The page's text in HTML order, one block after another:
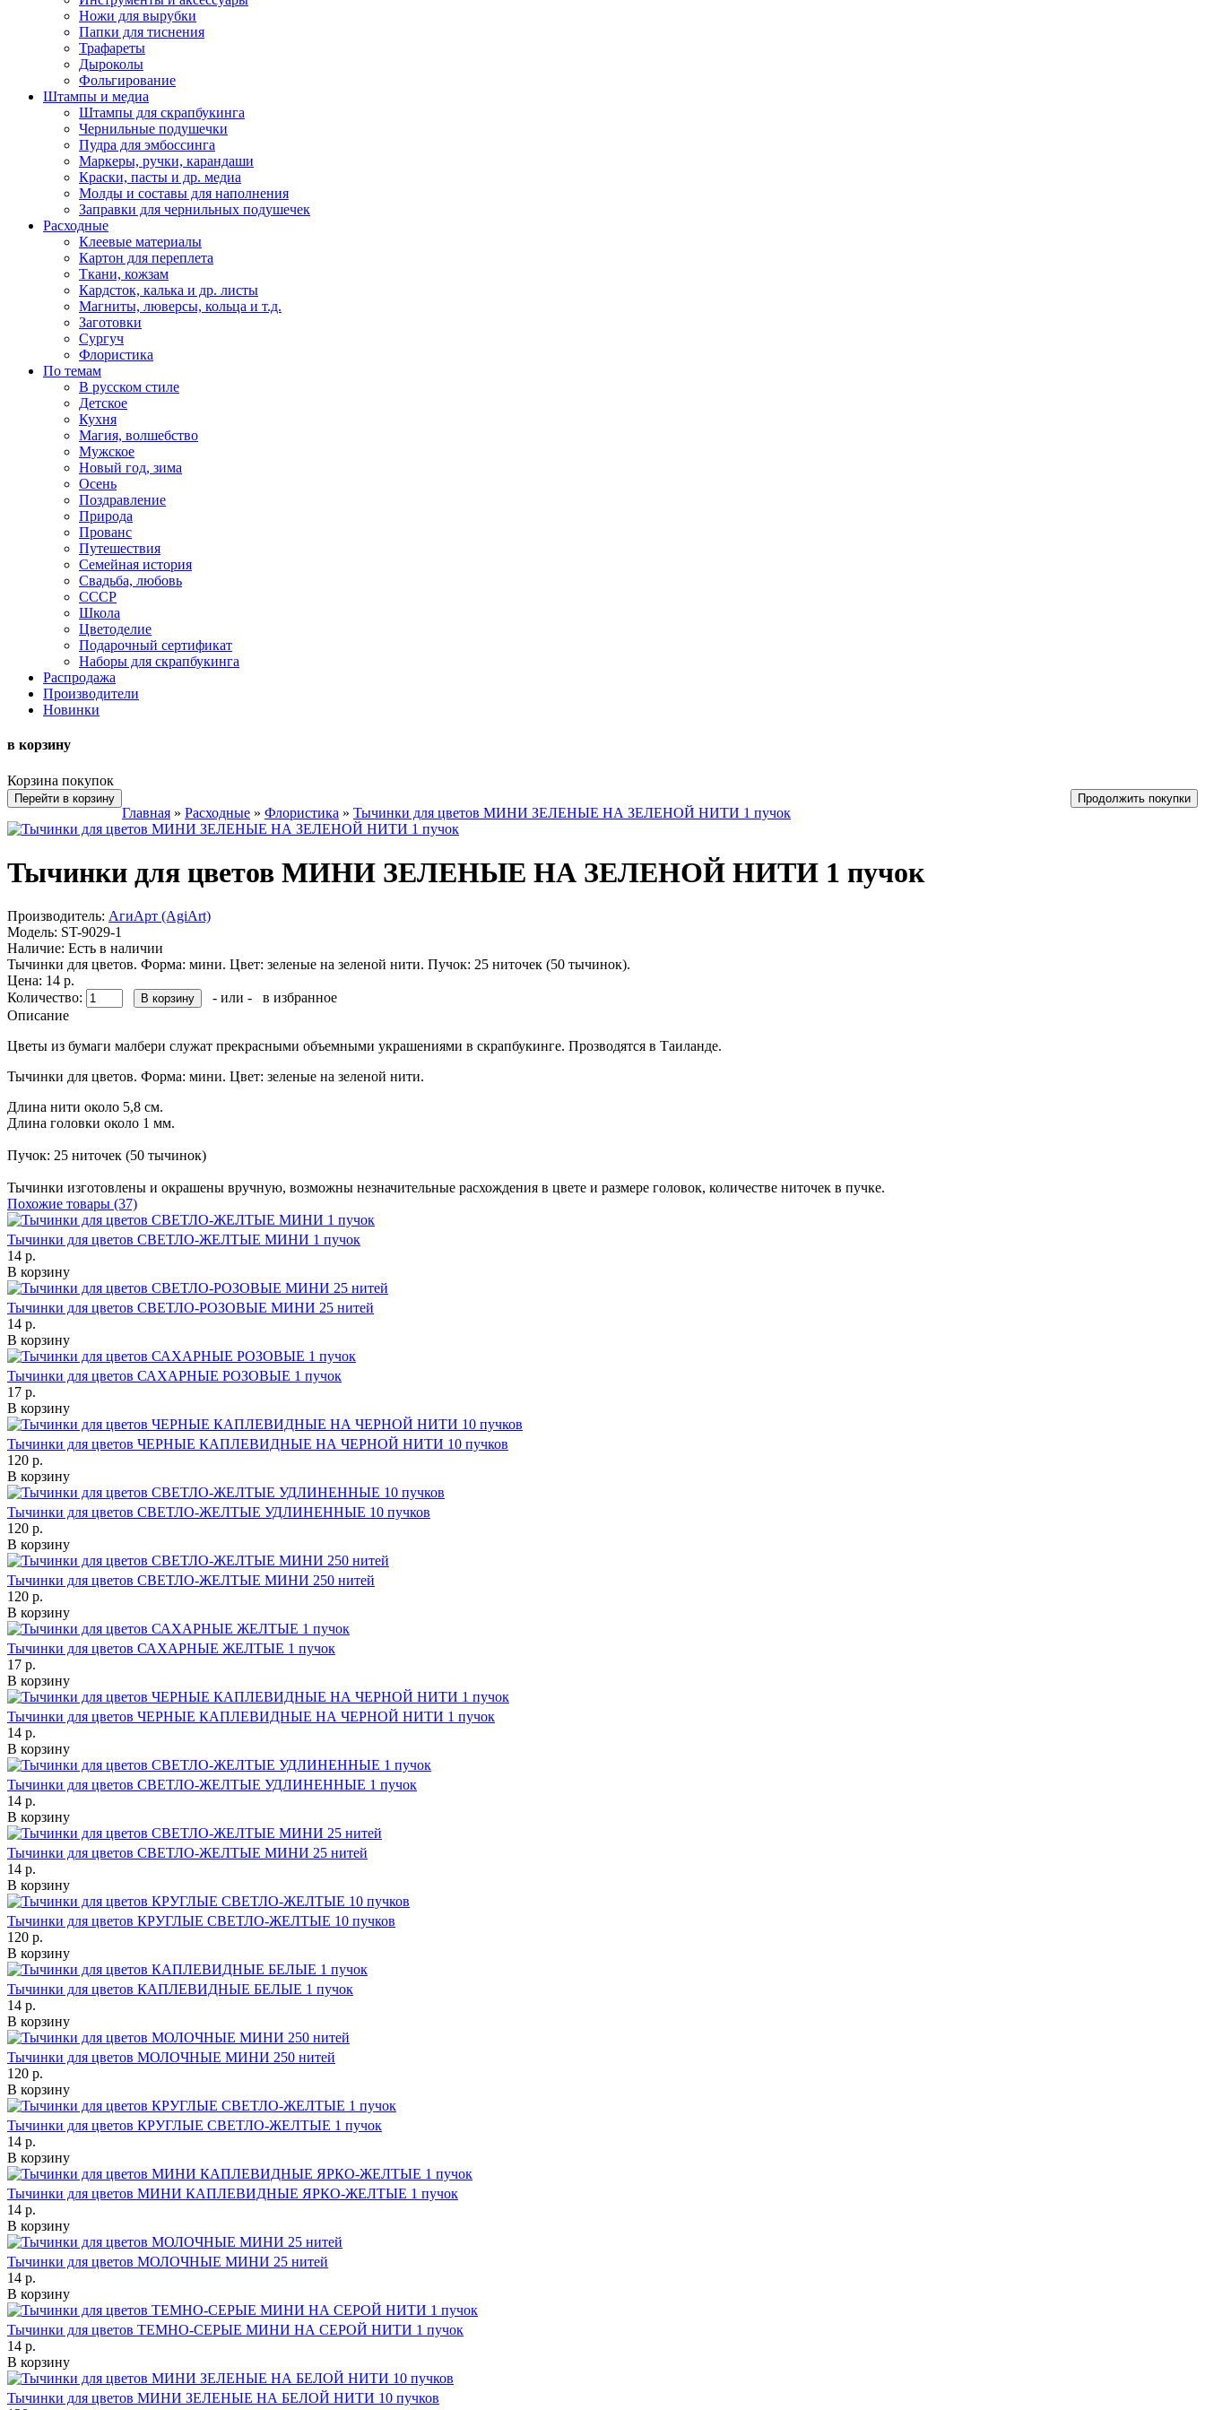
Ножи для вырубки
Папки для тиснения
Трафареты
Дыроколы
Фольгирование
Штампы и медиа
Штампы для скрапбукинга
Чернильные подушечки
Пудра для эмбоссинга
Маркеры, ручки, карандаши
Краски, пасты и др. медиа
Молды и составы для наполнения
Заправки для чернильных подушечек
Расходные
Клеевые материалы
Картон для переплета
Ткани, кожзам
Кардсток, калька и др. листы
Магниты, люверсы, кольца и т.д.
Заготовки
Сургуч
Флористика
По темам
В русском стиле
Детское
Кухня
Магия, волшебство
Мужское
Новый год, зима
Осень
Поздравление
Природа
Прованс
Путешествия
Семейная история
Свадьба, любовь
СССР
Школа
Цветоделие
Подарочный сертификат
Наборы для скрапбукинга
Распродажа
Производители
Новинки
в корзину
Корзина покупок
Перейти в корзину Продолжить покупки
Главная » Расходные » Флористика » Тычинки для цветов МИНИ ЗЕЛЕНЫЕ НА ЗЕЛЕНОЙ НИТИ 1 пучок
Тычинки для цветов МИНИ ЗЕЛЕНЫЕ НА ЗЕЛЕНОЙ НИТИ 1 пучок
Производитель: АгиАрт (AgiArt)
Модель: ST-9029-1
Наличие: Есть в наличии
Тычинки для цветов. Форма: мини. Цвет: зеленые на зеленой нити. Пучок: 25 ниточек (50 тычинок).
Цена: 14 р.
Количество:
- или -
в избранное
Описание
Цветы из бумаги малбери служат прекрасными объемными украшениями в скрапбукинге. Прозводятся в Таиланде.
Тычинки для цветов. Форма: мини. Цвет: зеленые на зеленой нити.
Длина нити около 5,8 см.
Длина головки около 1 мм.
Пучок: 25 ниточек (50 тычинок)
Тычинки изготовлены и окрашены вручную, возможны незначительные расхождения в цвете и размере головок, количестве ниточек в пучке.
Похожие товары (37)
Тычинки для цветов СВЕТЛО-ЖЕЛТЫЕ МИНИ 1 пучок
14 р.
В корзину
Тычинки для цветов СВЕТЛО-РОЗОВЫЕ МИНИ 25 нитей
14 р.
В корзину
Тычинки для цветов САХАРНЫЕ РОЗОВЫЕ 1 пучок
17 р.
В корзину
Тычинки для цветов ЧЕРНЫЕ КАПЛЕВИДНЫЕ НА ЧЕРНОЙ НИТИ 10 пучков
120 р.
В корзину
Тычинки для цветов СВЕТЛО-ЖЕЛТЫЕ УДЛИНЕННЫЕ 10 пучков
120 р.
В корзину
Тычинки для цветов СВЕТЛО-ЖЕЛТЫЕ МИНИ 250 нитей
120 р.
В корзину
Тычинки для цветов САХАРНЫЕ ЖЕЛТЫЕ 1 пучок
17 р.
В корзину
Тычинки для цветов ЧЕРНЫЕ КАПЛЕВИДНЫЕ НА ЧЕРНОЙ НИТИ 1 пучок
14 р.
В корзину
Тычинки для цветов СВЕТЛО-ЖЕЛТЫЕ УДЛИНЕННЫЕ 1 пучок
14 р.
В корзину
Тычинки для цветов СВЕТЛО-ЖЕЛТЫЕ МИНИ 25 нитей
14 р.
В корзину
Тычинки для цветов КРУГЛЫЕ СВЕТЛО-ЖЕЛТЫЕ 10 пучков
120 р.
В корзину
Тычинки для цветов КАПЛЕВИДНЫЕ БЕЛЫЕ 1 пучок
14 р.
В корзину
Тычинки для цветов МОЛОЧНЫЕ МИНИ 250 нитей
120 р.
В корзину
Тычинки для цветов КРУГЛЫЕ СВЕТЛО-ЖЕЛТЫЕ 1 пучок
14 р.
В корзину
Тычинки для цветов МИНИ КАПЛЕВИДНЫЕ ЯРКО-ЖЕЛТЫЕ 1 пучок
14 р.
В корзину
Тычинки для цветов МОЛОЧНЫЕ МИНИ 25 нитей
14 р.
В корзину
Тычинки для цветов ТЕМНО-СЕРЫЕ МИНИ НА СЕРОЙ НИТИ 1 пучок
14 р.
В корзину
Тычинки для цветов МИНИ ЗЕЛЕНЫЕ НА БЕЛОЙ НИТИ 10 пучков